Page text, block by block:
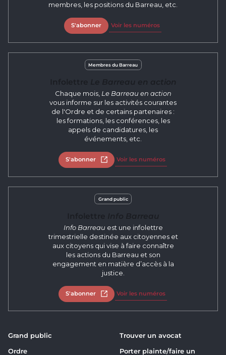
membres, les positions du Barreau, etc.
S'abonner Voir les numéros
Membres du Barreau
Chaque mois, Le Barreau en action
vous informe sur les activités courantes
de l'Ordre et de certains partenaires :
les formations, les conférences, les
appels de candidatures, les
événements, etc.
S'abonner Ouvrir dans un nouvel onglet
Voir les numéros
Grand public
Info Barreau est une infolettre
trimestrielle destinée aux citoyennes et
aux citoyens qui vise à faire connaître
les actions du Barreau et son
engagement en matière d’accès à la
justice.
S'abonner Ouvrir dans un nouvel onglet
Voir les numéros
Grand public
Ordre
Trouver un avocat
Porter plainte/faire un